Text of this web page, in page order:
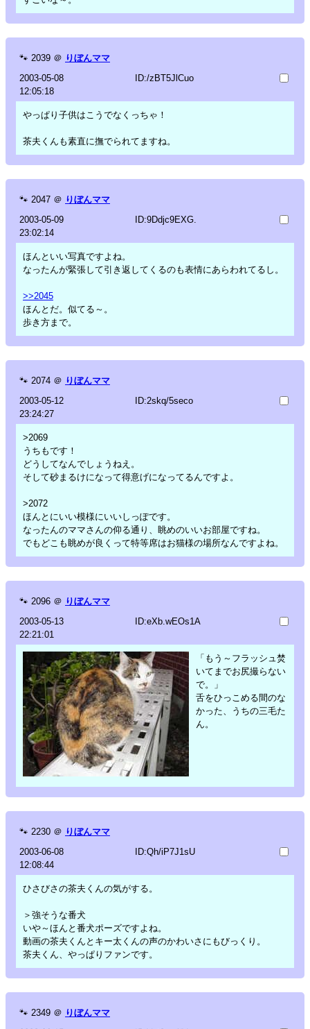
🐾 2039 ＠ りぼんママ
2003-05-08
12:05:18
ID:/zBT5JlCuo
やっぱり子供はこうでなくっちゃ！
茶夫くんも素直に撫でられてますね。
🐾 2047 ＠ りぼんママ
2003-05-09
23:02:14
ID:9Ddjc9EXG.
ほんといい写真ですよね。
なったんが緊張して引き返してくるのも表情にあらわれてるし。
>>2045
ほんとだ。似てる～。
歩き方まで。
🐾 2074 ＠ りぼんママ
2003-05-12
23:24:27
ID:2skq/5seco
>2069
うちもです！
どうしてなんでしょうねえ。
そして砂まるけになって得意げになってるんですよ。
>2072
ほんとにいい模様にいいしっぽです。
なったんのママさんの仰る通り、眺めのいいお部屋ですね。
でもどこも眺めが良くって特等席はお猫様の場所なんですよね。
🐾 2096 ＠ りぼんママ
2003-05-13
22:21:01
ID:eXb.wEOs1A
「もう～フラッシュ焚
いてまでお尻撮らない
で。」
舌をひっこめる間のな
かった、うちの三毛た
ん。
🐾 2230 ＠ りぼんママ
2003-06-08
12:08:44
ID:Qh/iP7J1sU
ひさびさの茶夫くんの気がする。
＞強そうな番犬
いや～ほんと番犬ポーズですよね。
動画の茶夫くんとキー太くんの声のかわいさにもびっくり。
茶夫くん、やっぱりファンです。
🐾 2349 ＠ りぼんママ